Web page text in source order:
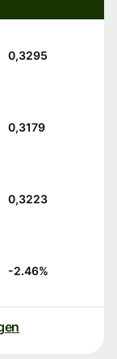
0,3295
0,3179
0,3223
-2.46%